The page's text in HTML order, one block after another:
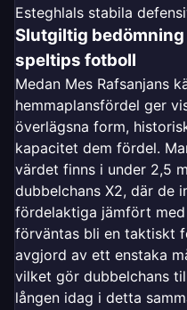
Esteghlals stabila
Slutgiltig
speltips fotboll
Medan Mes Rafsanjans
hemmaplansfördel ger
överlägsna form,
kapacitet dem fördel.
värdet finns i under 2,5
dubbelchans X2, där de
fördelaktiga jämfört
förväntas bli en taktiskt
avgjord av ett enstaka
vilket gör dubbelchans
lången idag i detta